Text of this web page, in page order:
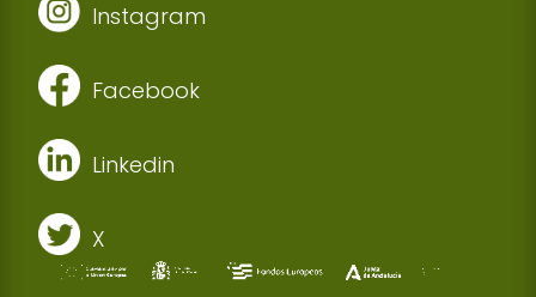
Instagram
Facebook
Linkedin
X